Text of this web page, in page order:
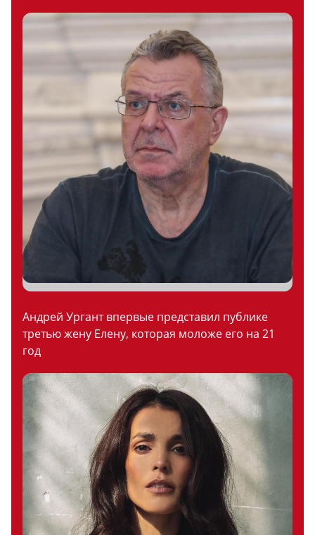
Андрей Ургант впервые представил публике
третью жену Елену, которая моложе его на 21
год